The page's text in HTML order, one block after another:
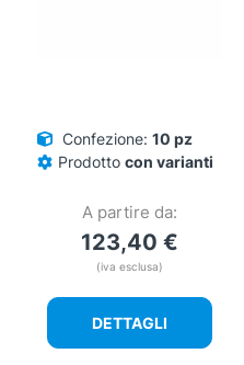
Confezione: 10 pz
Prodotto con varianti
A partire da:
123,40 €
(iva esclusa)
DETTAGLI